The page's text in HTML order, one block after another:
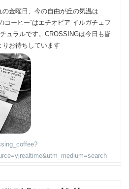
の金曜日、今の自由が丘の気温は
コーヒー”はエチオピア イルガチェフ
ュラルです。CROSSINGは今日も皆
お待ちしています